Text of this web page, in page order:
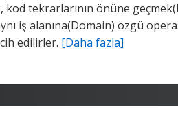
kod tekrarlarının önüne
iş alanına(Domain) özgü
edilirler. [Daha fazla]